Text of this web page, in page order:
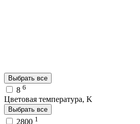
Выбрать все
8 6
Цветовая температура, K
Выбрать все
2800 1